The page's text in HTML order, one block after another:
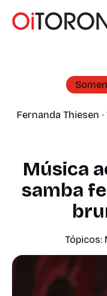
Fernanda Thiesen
Música
samba
Tópicos: